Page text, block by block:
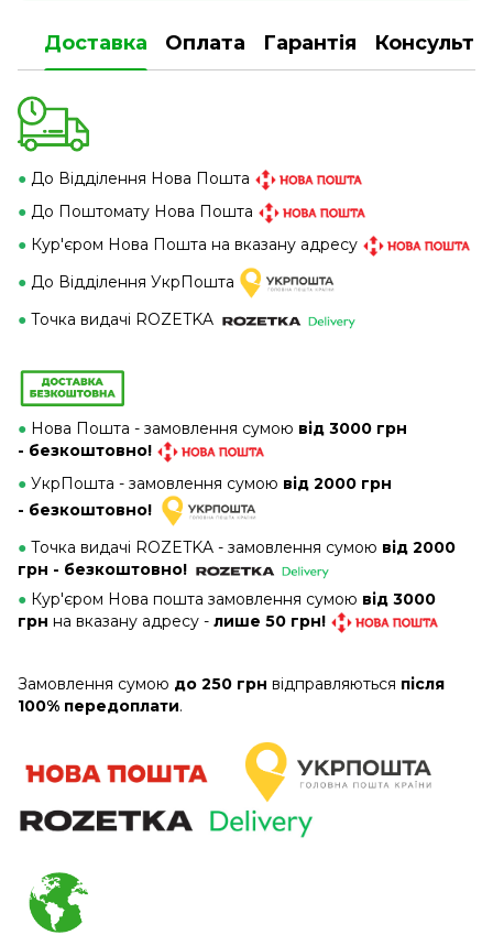
Доставка Оплата Гарантія
● До Відділення Нова Пошта
● До Поштомату Нова Пошта
● Кур'єром Нова Пошта на вказану адресу
● До Відділення УкрПошта
● Точка видачі ROZETKA
● Нова Пошта - замовлення сумою від 3000 грн
- безкоштовно!
● УкрПошта - замовлення сумою від 2000 грн
- безкоштовно!
● Точка видачі ROZETKA - замовлення сумою від 2000
грн - безкоштовно!
● Кур'єром Нова пошта замовлення сумою від 3000
грн на вказану адресу - лише 50 грн!
Замовлення сумою до 250 грн відправляються після
100% передоплати.